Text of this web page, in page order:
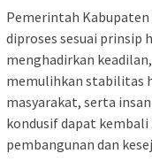
Pemerintah
diproses sesuai prinsip
menghadirkan
memulihkan stabilitas
masyarakat, serta
kondusif dapat
pembangunan dan